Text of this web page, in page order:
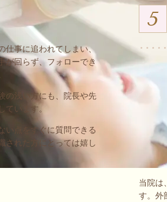
仕事に追われてしまい、
が回らず、フォローでき
の浅い方にも、院長や先
ています。
い点をすぐに質問できる
された方にとっては嬉し
当院は
す。外